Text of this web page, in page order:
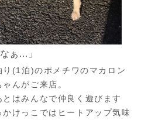
ぁ…」
(1泊)のポメチワのマカロン
んがご来店。
はみんなで仲良く遊びます
けっこではヒートアップ気味